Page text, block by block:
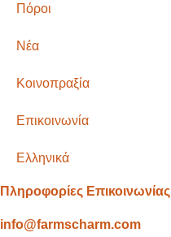
Πόροι
Νέα
Κοινοπραξία
Επικοινωνία
Ελληνικά
Πληροφορίες Επικοινωνίας
info@farmscharm.com